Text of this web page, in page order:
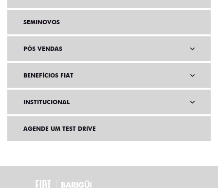
SEMINOVOS
PÓS VENDAS
BENEFÍCIOS FIAT
INSTITUCIONAL
AGENDE UM TEST DRIVE